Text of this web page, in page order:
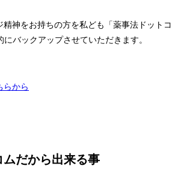
精神をお持ちの方を私ども「薬事法ドットコ
にバックアップさせていただきます。
らから
だから出来る事